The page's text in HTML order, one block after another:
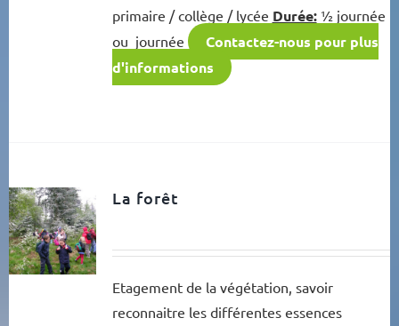
primaire / collège / lycée Durée:½ journée
ou journée
Contactez-nous pour plus
d'informations
La forêt
Etagement de la végétation, savoir
reconnaitre les différentes essences